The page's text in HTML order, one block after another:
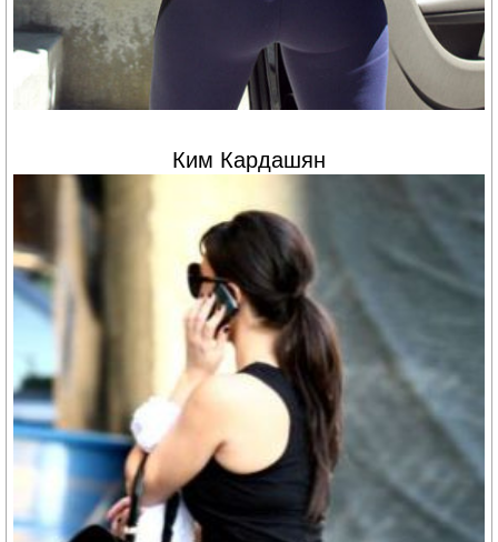
Ким Кардашян